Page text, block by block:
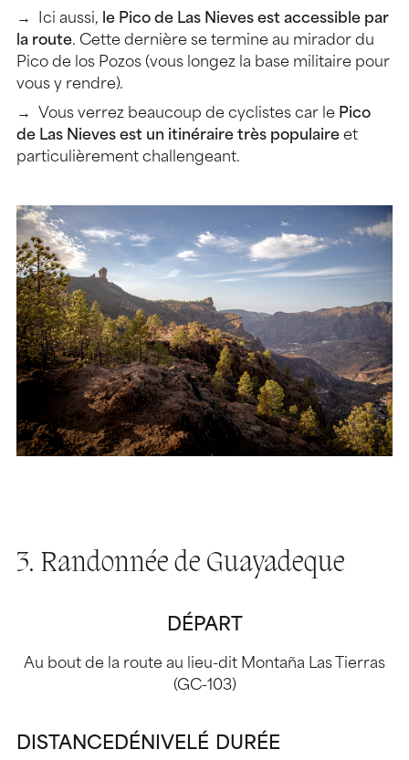
Ici aussi, le Pico de Las Nieves est accessible par
la route. Cette dernière se termine au mirador du
Pico de los Pozos (vous longez la base militaire pour
vous y rendre).
Vous verrez beaucoup de cyclistes car le Pico
de Las Nieves est un itinéraire très populaire et
particulièrement challengeant.
3. Randonnée de Guayadeque
DÉPART
Au bout de la route au lieu-dit Montaña Las Tierras
(GC-103)
DISTANCE DÉNIVELÉ DURÉE